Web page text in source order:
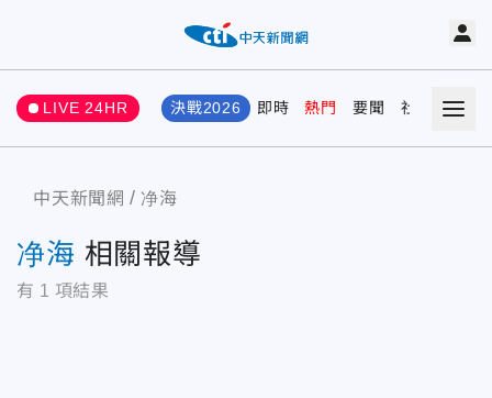
LIVE 24HR 決戰2026 即時 熱門 要聞 社會 娛樂
中天新聞網 净海
净海 相關報導
有 1 項結果